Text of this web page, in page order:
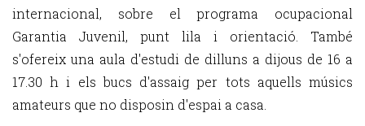
internacional, sobre el programa ocupacional
Garantia Juvenil, punt lila i orientació. També
s'ofereix una aula d'estudi de dilluns a dijous de 16 a
17.30 h i els bucs d'assaig per tots aquells músics
amateurs que no disposin d'espai a casa.